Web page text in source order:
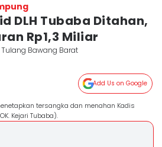
DLH Tubaba Ditahan,
Rp1,3 Miliar
Tulang Bawang Barat
Add Us on Google
tersangka dan menahan Kadis
Kejari Tubaba).